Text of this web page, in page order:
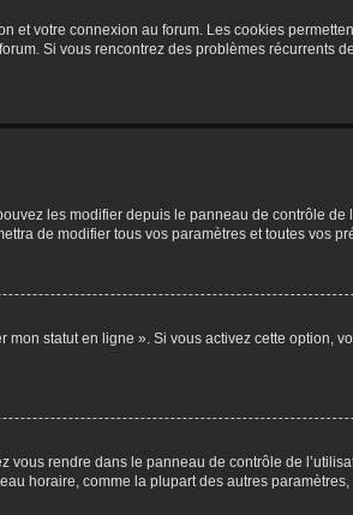
et votre connexion au forum. Les cookies
Si vous rencontrez des problèmes récurrents
les modifier depuis le panneau de contrôle de
de modifier tous vos paramètres et toutes vos
statut en ligne ». Si vous activez cette option,
rendre dans le panneau de contrôle de
horaire, comme la plupart des autres paramètres,